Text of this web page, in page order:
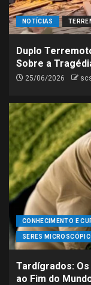
NOTÍCIAS
Duplo
Sobre a
25/06/2026
CONHECIMENTO E
SERES
Tardígrados:
ao Fim do